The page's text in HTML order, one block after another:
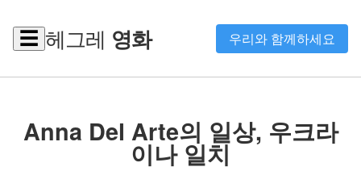
☰ 헤그레 영화 우리와 함께하세요
Anna Del Arte의 일상, 우크라
이나 일치